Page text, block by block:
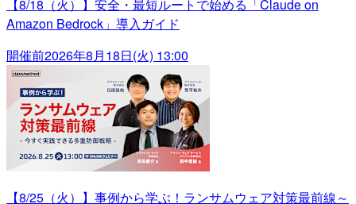
【8/18（火）】安全・最短ルートで始める「Claude on
Amazon Bedrock」導入ガイド
開催前2026年8月18日(火) 13:00
【8/25（火）】事例から学ぶ！ランサムウェア対策最前線～